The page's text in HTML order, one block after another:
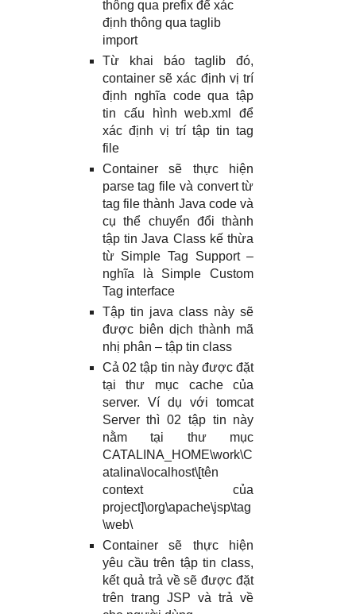
thông qua prefix để xác
định thông qua taglib
import
Từ khai báo taglib đó,
container sẽ xác định vị trí
định nghĩa code qua tập
tin cấu hình web.xml để
xác định vị trí tập tin tag
file
Container sẽ thực hiện
parse tag file và convert từ
tag file thành Java code và
cụ thể chuyển đổi thành
tập tin Java Class kế thừa
từ Simple Tag Support –
nghĩa là Simple Custom
Tag interface
Tập tin java class này sẽ
được biên dịch thành mã
nhị phân – tập tin class
Cả 02 tập tin này được đặt
tại thư mục cache của
server. Ví dụ với tomcat
Server thì 02 tập tin này
nằm tại thư mục
CATALINA_HOME\work\C
atalina\localhost\[tên
context của
project]\org\apache\jsp\tag
\web\
Container sẽ thực hiện
yêu cầu trên tập tin class,
kết quả trả về sẽ được đặt
trên trang JSP và trả về